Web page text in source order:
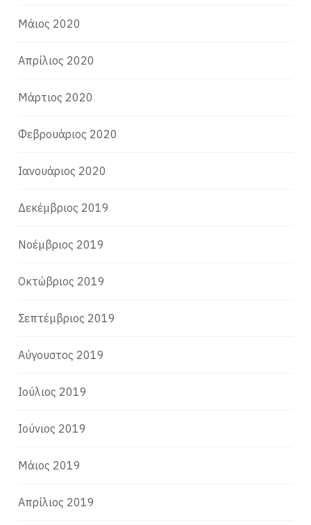
Μάιος 2020
Απρίλιος 2020
Μάρτιος 2020
Φεβρουάριος 2020
Ιανουάριος 2020
Δεκέμβριος 2019
Νοέμβριος 2019
Οκτώβριος 2019
Σεπτέμβριος 2019
Αύγουστος 2019
Ιούλιος 2019
Ιούνιος 2019
Μάιος 2019
Απρίλιος 2019